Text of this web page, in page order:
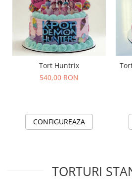
Tort Huntrix
540,00 RON
CONFIGUREAZA
TORTURI